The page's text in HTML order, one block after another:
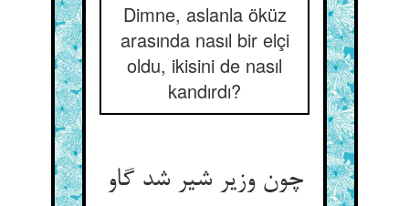
Dimne, aslanla öküz
arasında nasıl bir elçi
oldu, ikisini de nasıl
kandırdı?
چون وزیر شیر شد گاو